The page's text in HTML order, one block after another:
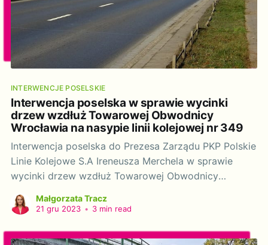
INTERWENCJE POSELSKIE
Interwencja poselska w sprawie wycinki
drzew wzdłuż Towarowej Obwodnicy
Wrocławia na nasypie linii kolejowej nr 349
Interwencja poselska do Prezesa Zarządu PKP Polskie
Linie Kolejowe S.A Ireneusza Merchela w sprawie
wycinki drzew wzdłuż Towarowej Obwodnicy
Szanowny Panie Prezesie! Działając na podstawie art.
mandatu posła i senatora (t. Dz.
Małgorzata Tracz
21 gru 2023 • 3 min read